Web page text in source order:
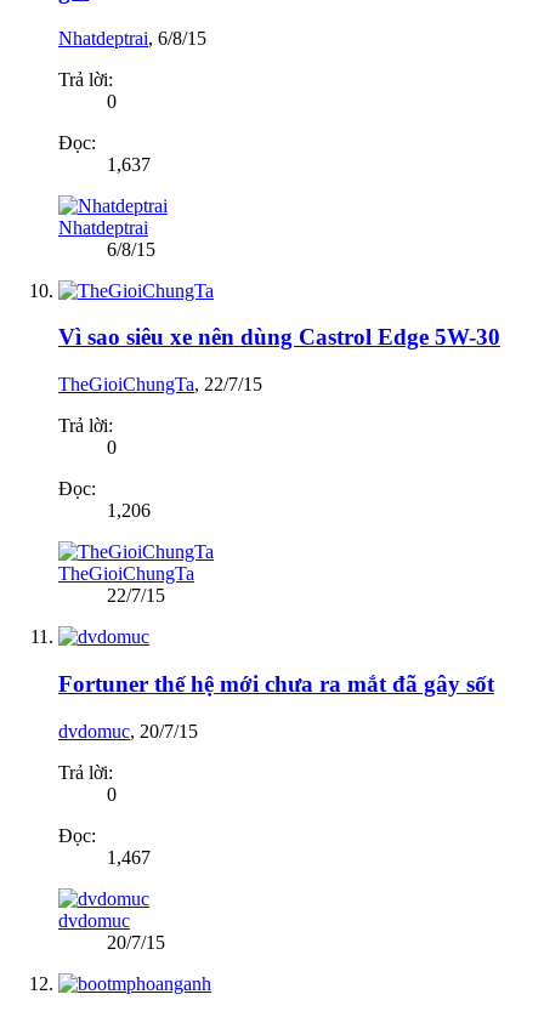
Nhatdeptrai, 6/8/15
Trả lời:
0
Đọc:
1,637
Nhatdeptrai
6/8/15
Vì sao siêu xe nên dùng Castrol Edge 5W-30
TheGioiChungTa, 22/7/15
Trả lời:
0
Đọc:
1,206
TheGioiChungTa
22/7/15
Fortuner thế hệ mới chưa ra mắt đã gây sốt
dvdomuc, 20/7/15
Trả lời:
0
Đọc:
1,467
dvdomuc
20/7/15